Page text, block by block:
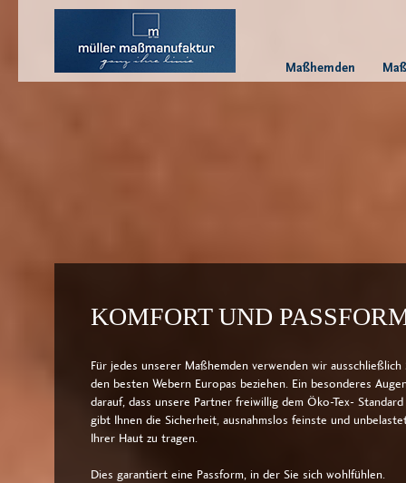
KOMFORT UND
Für jedes unserer Maßhemden verwenden wir
den besten Webern Europas beziehen. Ein besonderes
darauf, dass unsere Partner freiwillig dem Öko-Tex-
gibt Ihnen die Sicherheit, ausnahmslos feinste und
Ihrer Haut zu tragen.
Dies garantiert eine Passform, in der Sie sich wohlfühlen.
Maßhemden